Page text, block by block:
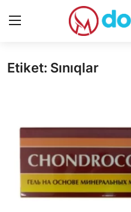
Giriş
Dərmanlar
Xəbərlər
Əlaqə
Etiket: Sınıqlar